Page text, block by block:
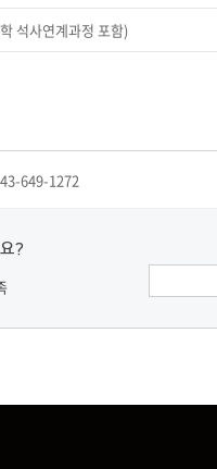
석사연계과정 포함)
649-1272
?